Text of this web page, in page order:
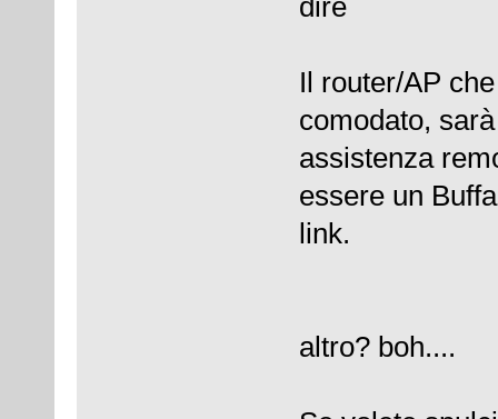
Il router/AP
comodato,
assistenza
essere un
link.
altro? boh....